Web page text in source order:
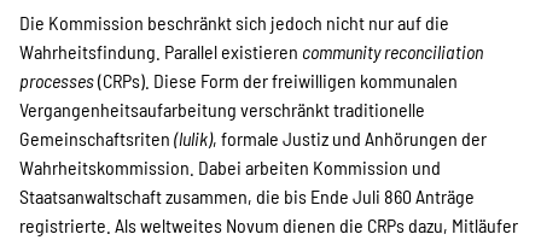
Die Kommission beschränkt sich jedoch nicht nur auf die
Wahrheitsfindung. Parallel existieren community reconciliation
processes(CRPs). Diese Form der freiwilligen kommunalen
Vergangenheitsaufarbeitung verschränkt traditionelle
Gemeinschaftsriten (lulik), formale Justiz und Anhörungen der
Wahrheitskommission. Dabei arbeiten Kommission und
Staatsanwaltschaft zusammen, die bis Ende Juli 860 Anträge
registrierte. Als weltweites Novum dienen die CRPs dazu, Mitläufer